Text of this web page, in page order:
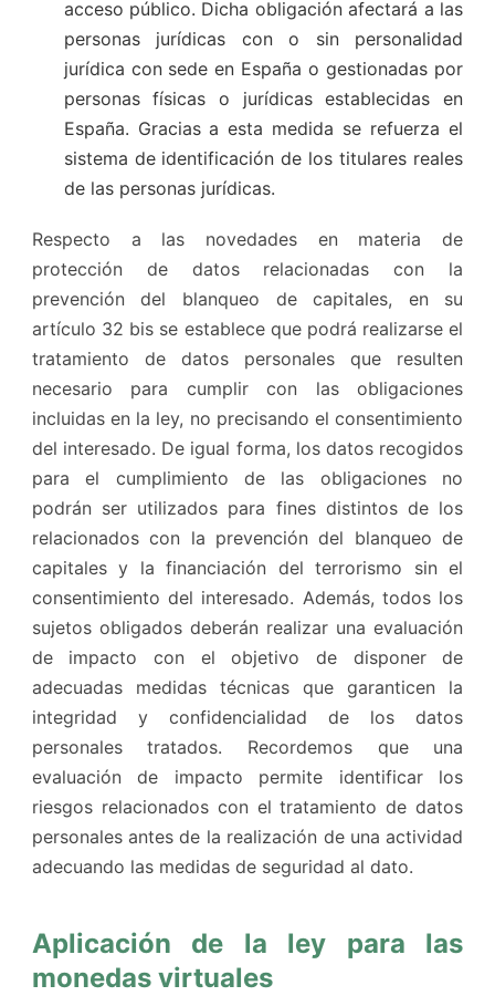
acceso público. Dicha obligación afectará a las
personas jurídicas con o sin personalidad
jurídica con sede en España o gestionadas por
personas físicas o jurídicas establecidas en
España. Gracias a esta medida se refuerza el
sistema de identificación de los titulares reales
de las personas jurídicas.
Respecto a las novedades en materia de
protección de datos relacionadas con la
prevención del blanqueo de capitales, en su
artículo 32 bis se establece que podrá realizarse el
tratamiento de datos personales que resulten
necesario para cumplir con las obligaciones
incluidas en la ley, no precisando el consentimiento
del interesado. De igual forma, los datos recogidos
para el cumplimiento de las obligaciones no
podrán ser utilizados para fines distintos de los
relacionados con la prevención del blanqueo de
capitales y la financiación del terrorismo sin el
consentimiento del interesado. Además, todos los
sujetos obligados deberán realizar una evaluación
de impacto con el objetivo de disponer de
adecuadas medidas técnicas que garanticen la
integridad y confidencialidad de los datos
personales tratados. Recordemos que una
evaluación de impacto permite identificar los
riesgos relacionados con el tratamiento de datos
personales antes de la realización de una actividad
adecuando las medidas de seguridad al dato.
Aplicación de la ley para las
monedas virtuales